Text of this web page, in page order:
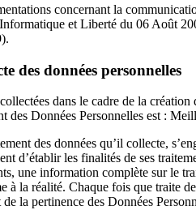
concernant la
et Liberté du 06 Août
des données personnelles
dans le cadre de la
des Données Personnelles est :
des données qu’il collecte,
d’établir les finalités de ses
une information complète sur le
à la réalité. Chaque fois que traite
de la pertinence des Données